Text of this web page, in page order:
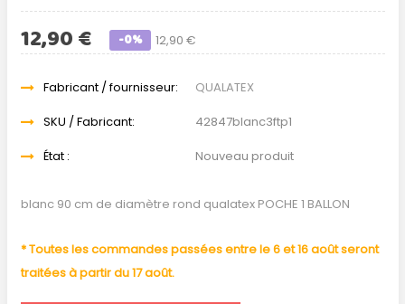
12,90 €
12,90 € -0%
Fabricant / fournisseur:
QUALATEX
SKU / Fabricant:
42847blanc3ftp1
État :
Nouveau produit
blanc 90 cm de diamètre rond qualatex POCHE 1 BALLON
* Toutes les commandes passées entre le 6 et 16 août seront
traitées à partir du 17 août.